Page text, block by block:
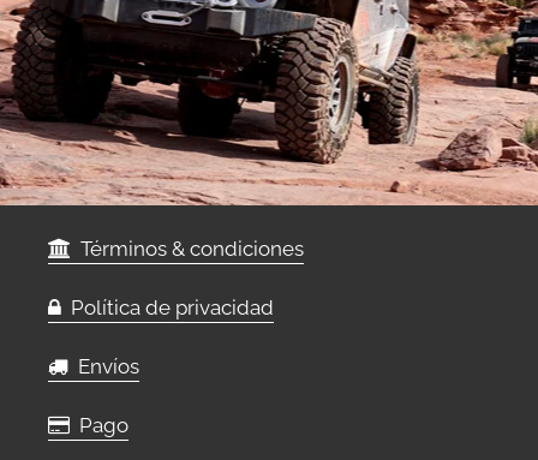
Términos & condiciones
Política de privacidad
Envíos
Pago